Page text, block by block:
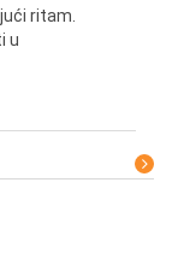
ritam.
u